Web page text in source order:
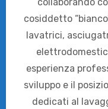
collaborando
cosiddetto
lavatrici,
esperienza
sviluppo e il
dedicati al